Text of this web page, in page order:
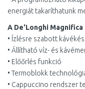
energiát takaríthatunk
A De'Longhi Magnifica
• Ízlésre szabott
• Állítható víz- és
• Előőrlés funkció
• Termoblokk
• Cappuccino rendszer